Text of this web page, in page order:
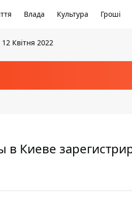
Влада Культура Гроші
Квітня 2022
в Киеве